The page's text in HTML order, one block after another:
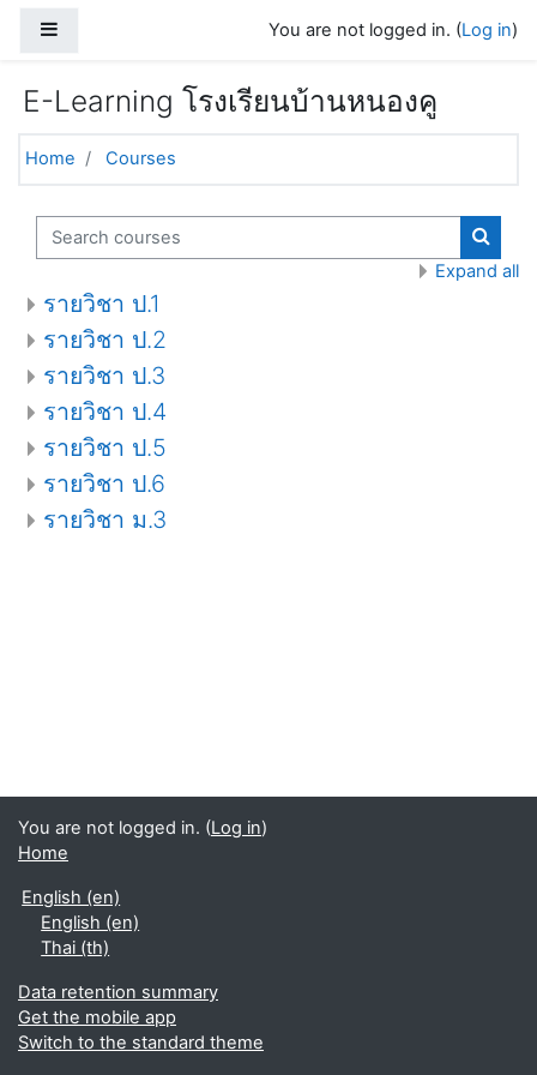
You are not logged in. (Log in)
E-Learning โรงเรียนบ้านหนองคู
Home Courses
Search courses
Expand all
รายวิชา ป.1
รายวิชา ป.2
รายวิชา ป.3
รายวิชา ป.4
รายวิชา ป.5
รายวิชา ป.6
รายวิชา ม.3
You are not logged in. (Log in)
Home
English ‎(en)‎
English ‎(en)‎
Thai ‎(th)‎
Data retention summary
Get the mobile app
Switch to the standard theme